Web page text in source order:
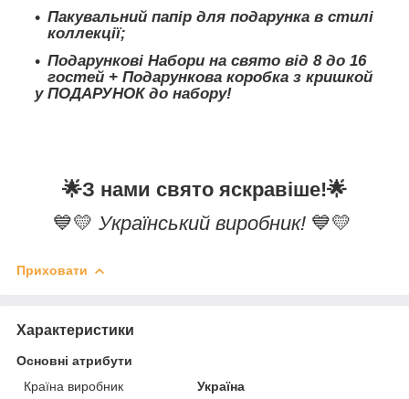
Пакувальний папір для подарунка в стилі
коллекції;
Подарункові Набори на свято від 8 до 16
гостей + Подарункова коробка з кришкой
у ПОДАРУНОК до набору!
🌟З нами свято яскравіше!🌟
💙💛 Український виробник! 💙💛
Приховати
Характеристики
Основні атрибути
Країна виробник
Україна